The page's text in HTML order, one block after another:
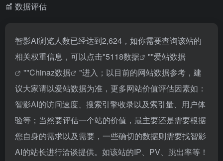
数据评估
智影AI浏览人数已经达到2,624，如你需要查询该站的
相关权重信息，可以点击"5118数据 ""爱站数据
""Chinaz数据
"进入；以目前的网站数据参考，建
议大家请以爱站数据为准，更多网站价值评估因素如：
智影AI的访问速度、搜索引擎收录以及索引量、用户体
验等；当然要评估一个站的价值，最主要还是需要根据
您自身的需求以及需要，一些确切的数据则需要找智影
AI的站长进行洽谈提供。如该站的IP、PV、跳出率等！